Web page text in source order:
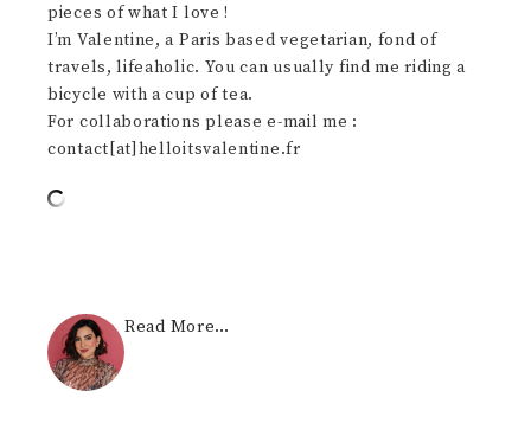
pieces of what I love !
I’m Valentine, a Paris based vegetarian, fond of
travels, lifeaholic. You can usually find me riding a
bicycle with a cup of tea.
For collaborations please e-mail me :
contact[at]helloitsvalentine.fr
Read More…